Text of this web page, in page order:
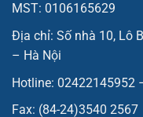
MST: 0106165629
Địa chỉ: Số nhà 10, Lô
– Hà Nội
Hotline: 02422145952
Fax: (84-24)3540 2567